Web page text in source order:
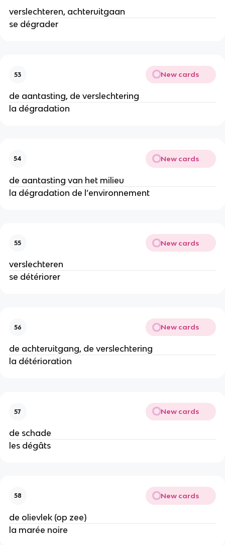
verslechteren, achteruitgaan
se dégrader
53 New cards
de aantasting, de verslechtering
la dégradation
54 New cards
de aantasting van het milieu
la dégradation de l’environnement
55 New cards
verslechteren
se détériorer
56 New cards
de achteruitgang, de verslechtering
la détérioration
57 New cards
de schade
les dégâts
58 New cards
de olievlek (op zee)
la marée noire